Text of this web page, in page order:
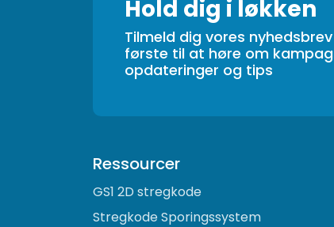
Hold dig i løkken
Tilmeld dig vores
første til at høre om
opdateringer og tips
Ressourcer
GS1 2D stregkode
Stregkode Sporingssystem